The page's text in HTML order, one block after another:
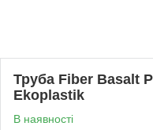
Труба Fiber Basalt
Ekoplastik
В наявності